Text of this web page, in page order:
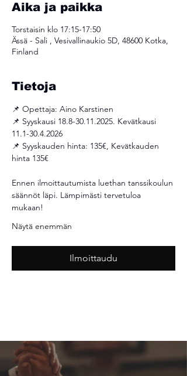
Aika ja paikka
Torstaisin klo 17:15-17:50
Ässä - Sali , Vesivallinaukio 5D, 48600 Kotka,
Finland
Tietoja
📌 Opettaja: Aino Karstinen
📌 Syyskausi 18.8-30.11.2025. Kevätkausi
11.1-30.4.2026
📌 Syyskauden hinta: 135€, Kevätkauden
hinta 135€
Ennen ilmoittautumista luethan tanssikoulun
säännöt läpi. Lämpimästi tervetuloa
mukaan!
Näytä enemmän
Ilmoittaudu